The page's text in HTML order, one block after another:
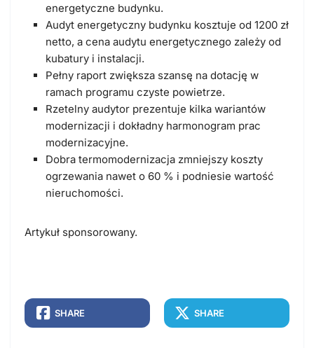
energetyczne budynku.
Audyt energetyczny budynku kosztuje od 1200 zł
netto, a cena audytu energetycznego zależy od
kubatury i instalacji.
Pełny raport zwiększa szansę na dotację w
ramach programu czyste powietrze.
Rzetelny audytor prezentuje kilka wariantów
modernizacji i dokładny harmonogram prac
modernizacyjne.
Dobra termomodernizacja zmniejszy koszty
ogrzewania nawet o 60 % i podniesie wartość
nieruchomości.
Artykuł sponsorowany.
SHARE SHARE